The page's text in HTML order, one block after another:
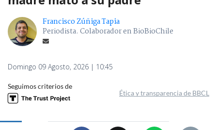
Francisco Zúñiga Tapia
Periodista. Colaborador en BioBioChile
Domingo 09 Agosto, 2026 | 10:45
Seguimos criterios de
Ética y transparencia de BBCL